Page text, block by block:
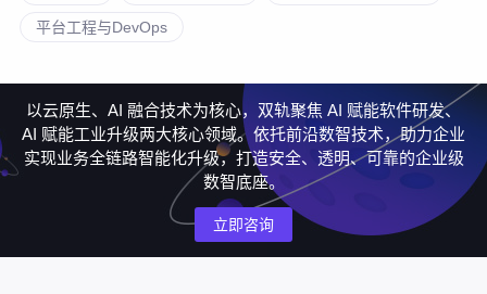
平台工程与DevOps
以云原生、AI 融合技术为核心，双轨聚焦 AI 赋能软件研发、
AI 赋能工业升级两大核心领域。依托前沿数智技术，助力企业
实现业务全链路智能化升级，打造安全、透明、可靠的企业级
数智底座。
立即咨询